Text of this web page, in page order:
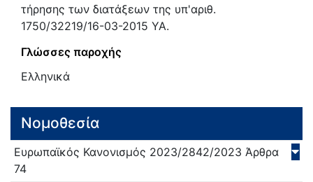
τήρησης των διατάξεων της υπ'αριθ.
1750/32219/16-03-2015 ΥΑ.
Γλώσσες παροχής
Ελληνικά
Νομοθεσία
Ευρωπαϊκός Κανονισμός 2023/2842/2023 Άρθρα
74